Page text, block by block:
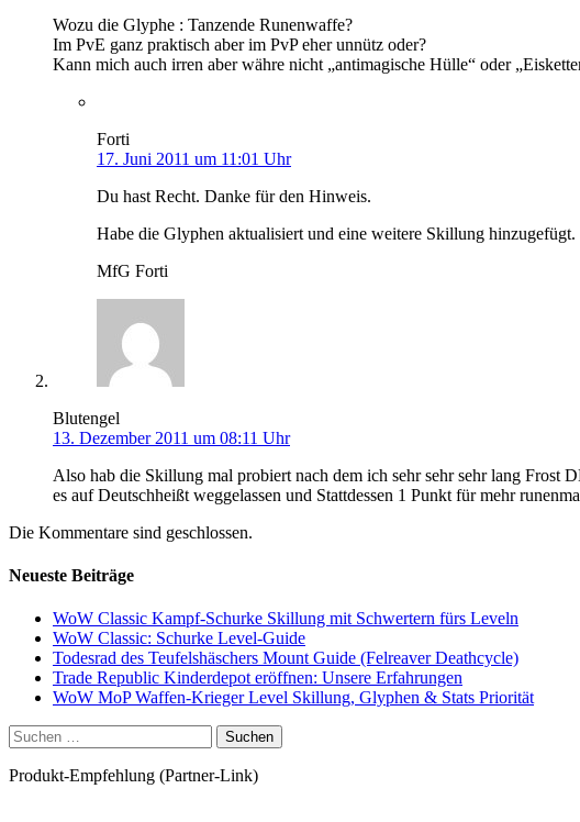
Wozu die Glyphe : Tanzende Runenwaffe?
Im PvE ganz praktisch aber im PvP eher unnütz oder?
Kann mich auch irren aber währe nicht „antimagische Hülle“ oder
Forti
17. Juni 2011 um 11:01 Uhr
Du hast Recht. Danke für den Hinweis.
Habe die Glyphen aktualisiert und eine weitere Skillung hinzugefügt.
MfG Forti
Blutengel
13. Dezember 2011 um 08:11 Uhr
Also hab die Skillung mal probiert nach dem ich sehr sehr sehr lang Frost
es auf Deutschheißt weggelassen und Stattdessen 1 Punkt für mehr
Die Kommentare sind geschlossen.
Neueste Beiträge
WoW Classic Kampf-Schurke Skillung mit Schwertern fürs Leveln
WoW Classic: Schurke Level-Guide
Todesrad des Teufelshäschers Mount Guide (Felreaver Deathcycle)
Trade Republic Kinderdepot eröffnen: Unsere Erfahrungen
WoW MoP Waffen-Krieger Level Skillung, Glyphen & Stats Priorität
Suchen
nach:
Produkt-Empfehlung (Partner-Link)